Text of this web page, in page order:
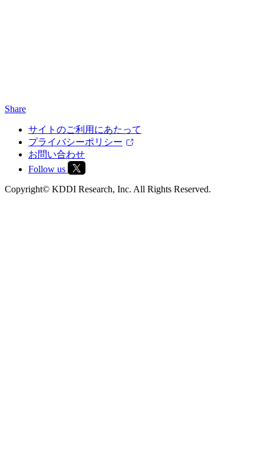
Share
サイトのご利用にあたって
プライバシーポリシー
お問い合わせ
Follow us
Copyright© KDDI Research, Inc. All Rights Reserved.